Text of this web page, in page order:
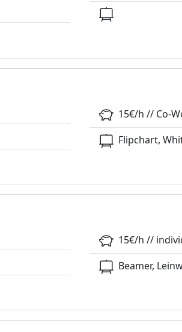
15€/h // Co-
Flipchart,
15€/h //
Beamer,